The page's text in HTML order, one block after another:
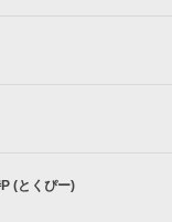
(とくぴー)